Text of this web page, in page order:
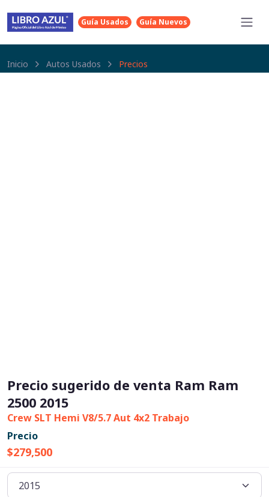
Guía Usados Guía Nuevos
Inicio Autos Usados Precios
Precio sugerido de venta Ram Ram
2500 2015
Crew SLT Hemi V8/5.7 Aut 4x2 Trabajo
Precio
$279,500